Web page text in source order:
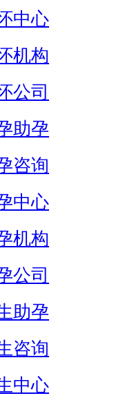
中心
机构
公司
助孕
咨询
中心
机构
公司
助孕
咨询
中心